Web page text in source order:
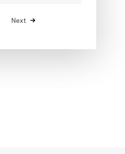
Siguiente
Next